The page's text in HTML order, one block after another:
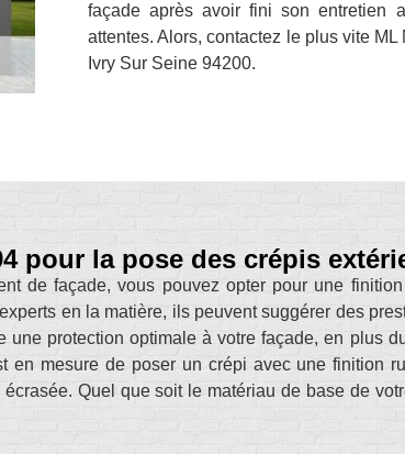
façade après avoir fini son entretien
attentes. Alors, contactez le plus vite
Ivry Sur Seine 94200.
pour la pose des crépis
de façade, vous pouvez opter pour une
en la matière, ils peuvent suggérer des
une protection optimale à votre façade, en plus
en mesure de poser un crépi avec une finition
Quel que soit le matériau de base de